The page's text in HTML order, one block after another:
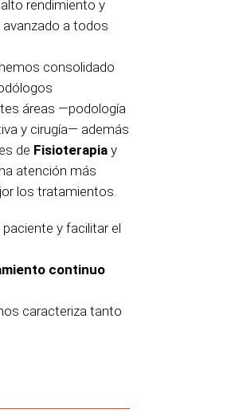
rendimiento y
a todos
consolidado
áreas —podología
y cirugía— además
de Fisioterapia y
atención más
los tratamientos.
y facilitar el
continuo
caracteriza tanto